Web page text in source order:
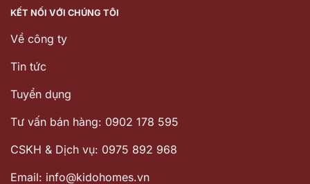
KẾT NỐI VỚI CHÚNG TÔI
Về công ty
Tin tức
Tuyển dụng
Tư vấn bán hàng: 0902 178 595
CSKH & Dịch vụ: 0975 892 968
Email: info@kidohomes.vn